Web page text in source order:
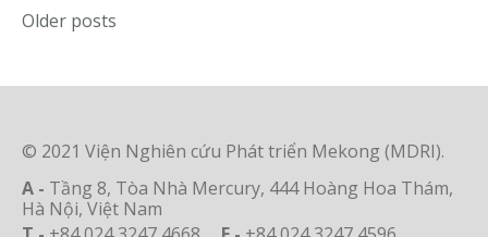
Posts
navigation
Older posts
© 2021 Viện Nghiên cứu Phát triển Mekong (MDRI).
A - Tầng 8, Tòa Nhà Mercury, 444 Hoàng Hoa Thám,
Hà Nội, Việt Nam